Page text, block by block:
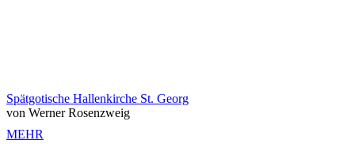
Spätgotische Hallenkirche St. Georg
von Werner Rosenzweig
MEHR